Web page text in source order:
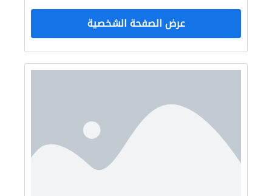
عرض الصفحة الشخصية